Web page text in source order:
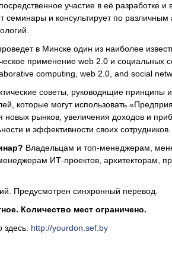
участие в её разработке и
семинары и консультирует по различным
в Минске один из наиболее
применение web 2.0 и социальных
computing, web 2.0, and social
советы, руководящие принципы
которые могут использовать
новых рынков, увеличения доходов и
и эффективности своих сотрудников.
Владельцам и топ-менеджерам,
ИТ-проектов, архитекторам,
Предусмотрен синхронный перевод.
Количество мест ограничено.
здесь: http://yourdon.sef.by